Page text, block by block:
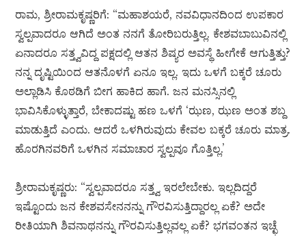
ರಾಮ, ಶ್ರೀರಾಮಕೃಷ್ಣರಿಗೆ: “ಮಹಾಶಯರೆ, ನವವಿಧಾನದಿಂದ ಉಪಕಾರ
ಸ್ವಲ್ಪವಾದರೂ ಆಗಿದೆ ಅಂತ ನನಗೆ ತೋರಿಬರುತ್ತಿಲ್ಲ. ಕೇಶವಬಾಬುವಿನಲ್ಲಿ
ಏನಾದರೂ ಸತ್ತ್ವವಿದ್ದ ಪಕ್ಷದಲ್ಲಿ ಆತನ ಶಿಷ್ಯರ ಅವಸ್ಥೆ ಹೀಗೇಕೆ ಆಗುತ್ತಿತ್ತು?
ನನ್ನ ದೃಷ್ಟಿಯಿಂದ ಆತನೊಳಗೆ ಏನೂ ಇಲ್ಲ. ಇದು ಒಳಗೆ ಬಕ್ಕರೆ ಚೂರು
ಅಲ್ಲಾಡಿಸಿ ಕೊಠಡಿಗೆ ಬೀಗ ಹಾಕಿದ ಹಾಗೆ. ಜನ ಮನಸ್ಸಿನಲ್ಲಿ
ಭಾವಿಸಿಕೊಳ್ಳುತ್ತಾರೆ, ಬೇಕಾದಷ್ಟು ಹಣ ಒಳಗೆ ‘ಝಣ, ಝಣ ಅಂತ ಶಬ್ದ
ಮಾಡುತ್ತಿದೆ ಎಂದು. ಆದರೆ ಒಳಗಿರುವುದು ಕೇವಲ ಬಕ್ಕರೆ ಚೂರು ಮಾತ್ರ.
ಹೊರಗಿನವರಿಗೆ ಒಳಗಿನ ಸಮಾಚಾರ ಸ್ವಲ್ಪವೂ ಗೊತ್ತಿಲ್ಲ.’
ಶ್ರೀರಾಮಕೃಷ್ಣರು: “ಸ್ವಲ್ಪವಾದರೂ ಸತ್ತ್ವ ಇರಲೇಬೇಕು. ಇಲ್ಲದಿದ್ದರೆ
ಇಷ್ಟೊಂದು ಜನ ಕೇಶವಸೇನನನ್ನು ಗೌರವಿಸುತ್ತಿದ್ದಾರಲ್ಲ ಏಕೆ? ಅದೇ
ರೀತಿಯಾಗಿ ಶಿವನಾಥನನ್ನು ಗೌರವಿಸುತ್ತಿಲ್ಲವಲ್ಲ ಏಕೆ? ಭಗವಂತನ ಇಚ್ಛೆ